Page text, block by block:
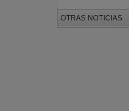
OTRAS NOTICIAS